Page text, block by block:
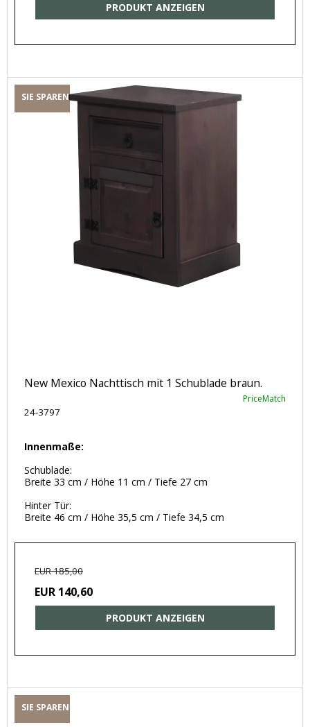
PRODUKT ANZEIGEN
SIE SPAREN
New Mexico Nachttisch mit 1 Schublade braun.
PriceMatch
24-3797
Innenmaße:
Schublade:
Breite 33 cm / Höhe 11 cm / Tiefe 27 cm
Hinter Tür:
Breite 46 cm / Höhe 35,5 cm / Tiefe 34,5 cm
EUR 185,00
EUR 140,60
PRODUKT ANZEIGEN
SIE SPAREN